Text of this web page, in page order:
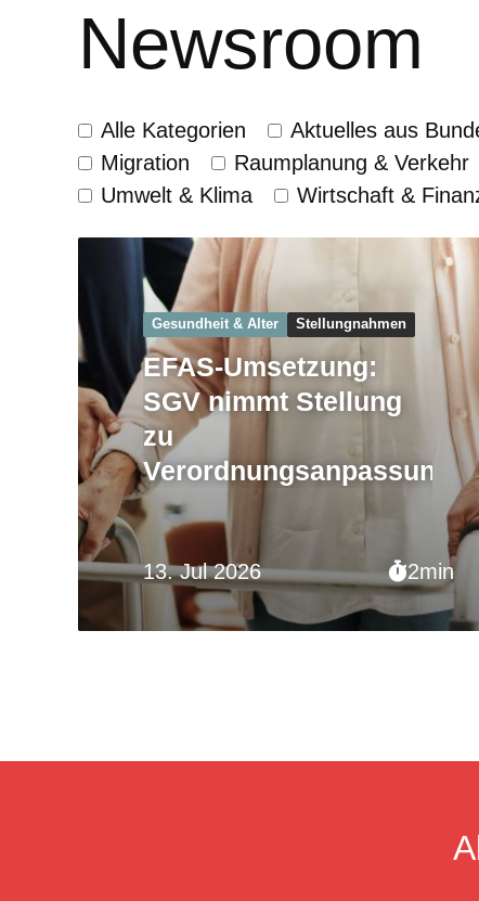
Newsroom
Alle Kategorien Aktuelles aus
Migration
Raumplanung & Verkehr
Umwelt & Klima
Wirtschaft &
13. Jul 2026 2min
Gesundheit & Alter Stellungnahmen
EFAS-Umsetzung:
SGV nimmt Stellung
zu